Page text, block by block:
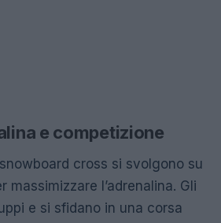
e competizione
cross si svolgono su
massimizzare l’adrenalina. Gli
e si sfidano in una corsa